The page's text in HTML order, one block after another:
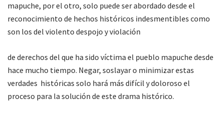
mapuche, por el otro, solo puede ser abordado desde el
reconocimiento de hechos históricos indesmentibles como
son los del violento despojo y violación
de derechos del que ha sido víctima el pueblo mapuche desde
hace mucho tiempo. Negar, soslayar o minimizar estas
verdades históricas solo hará más difícil y doloroso el
proceso para la solución de este drama histórico.